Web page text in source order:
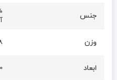
جنس
وزن
ابعاد